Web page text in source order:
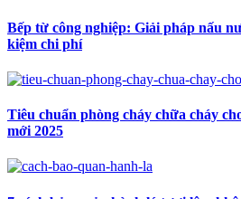
Bếp từ công nghiệp: Giải pháp nấu
kiệm chi phí
Tiêu chuẩn phòng cháy chữa cháy
mới 2025